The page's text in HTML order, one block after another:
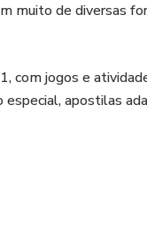
muito de diversas
com jogos e
apostilas
e divertido com